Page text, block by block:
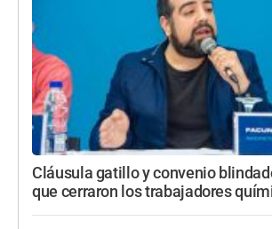
Cláusula gatillo y convenio
que cerraron los trabajadores